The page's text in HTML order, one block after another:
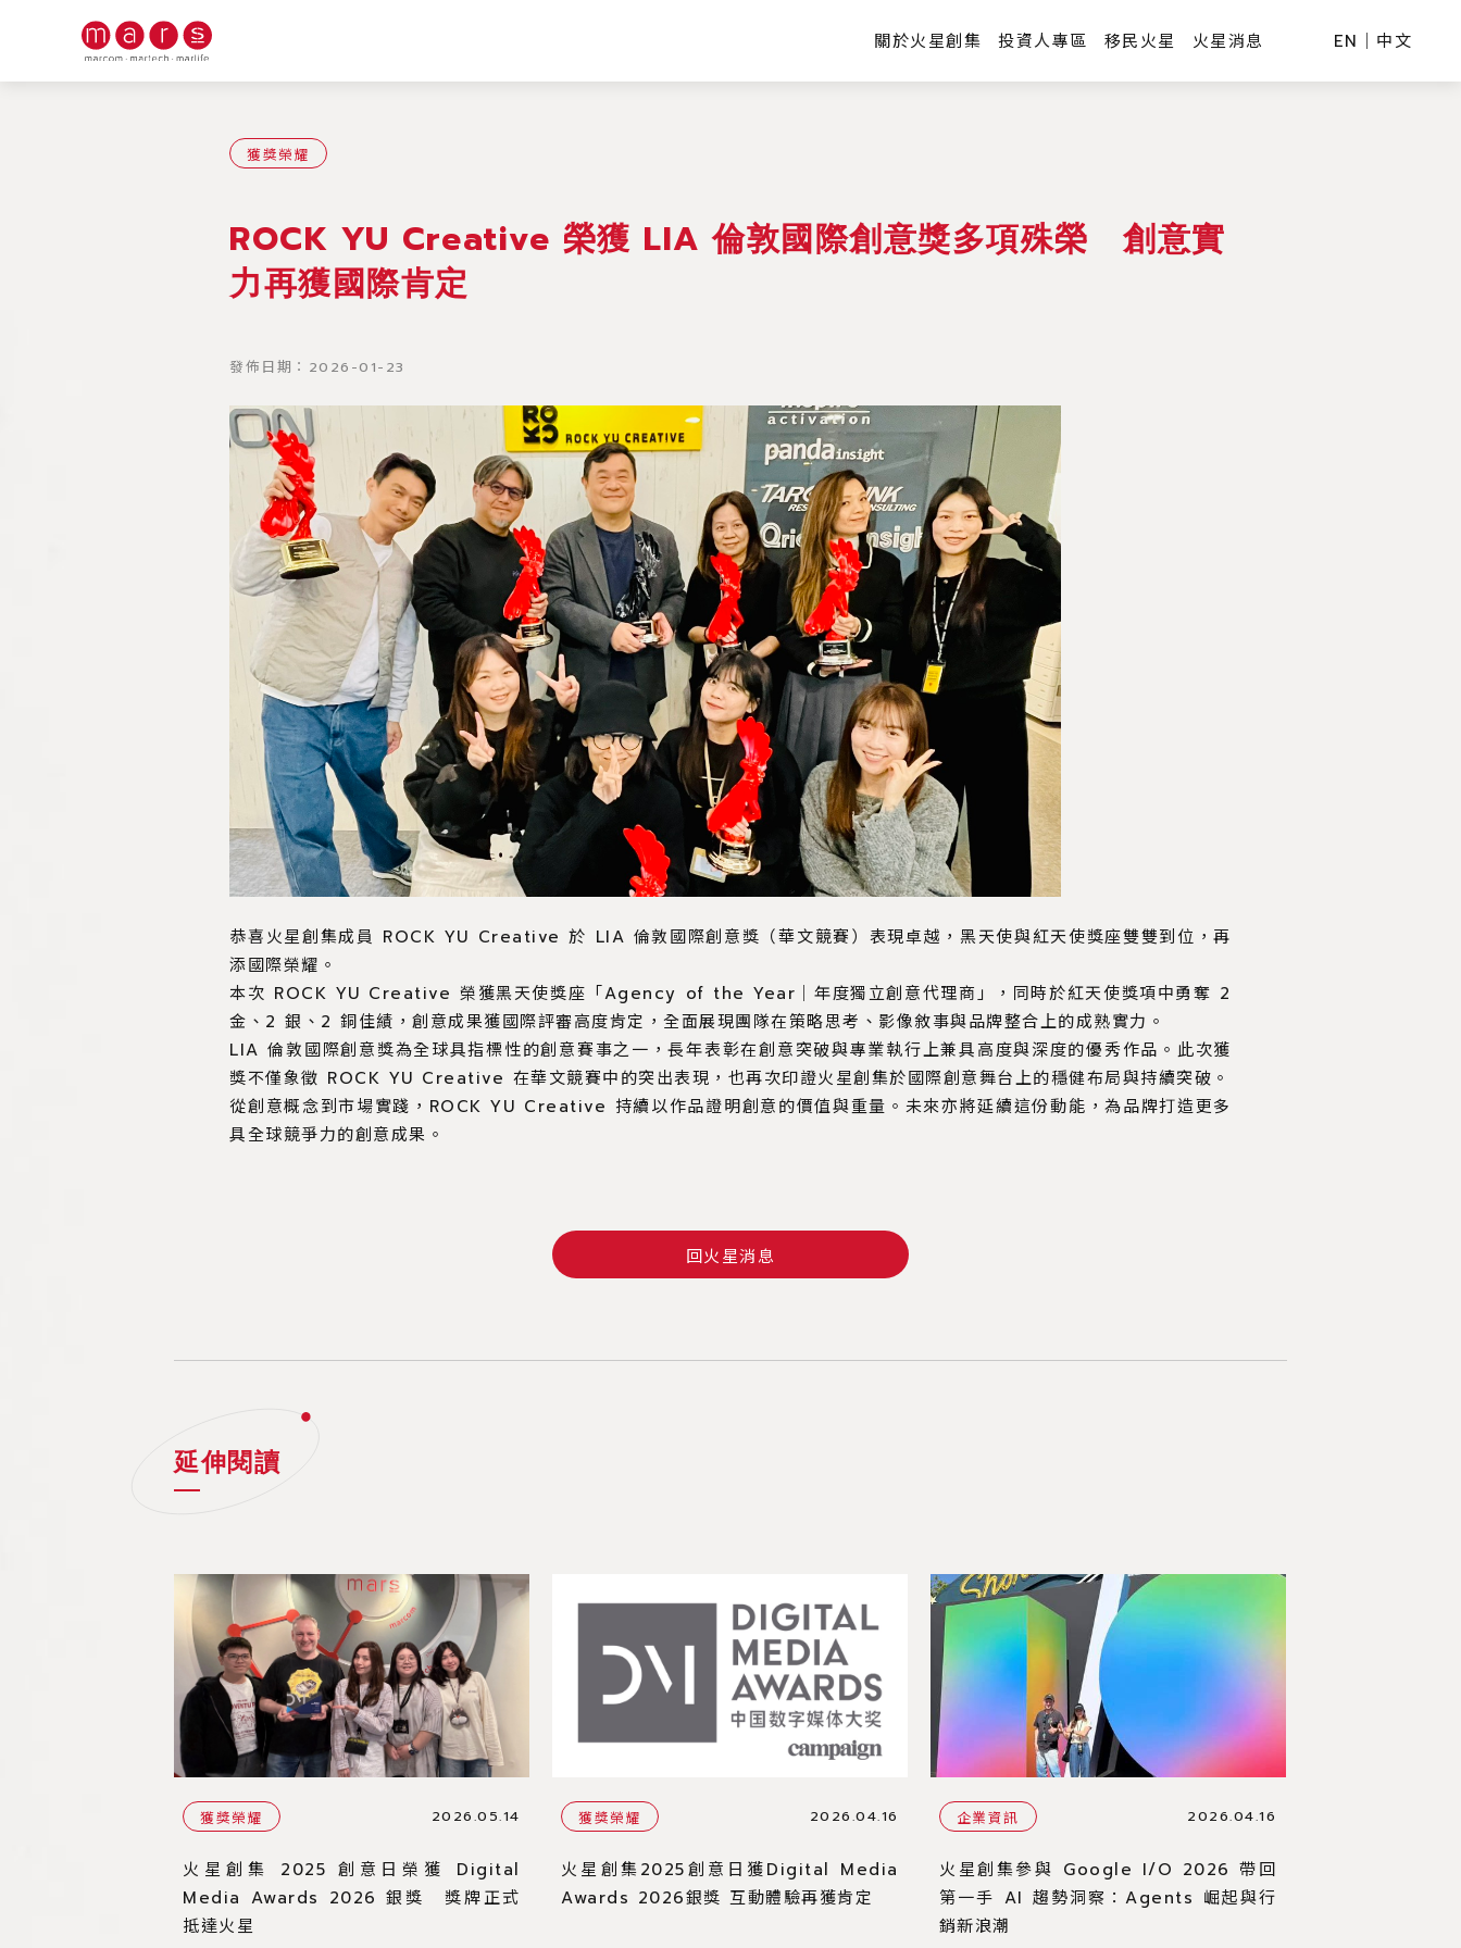
關於火星創集 投資人專區 移民火星 火星消息 EN ｜ 中文
首頁/火星消息
獲獎榮耀
ROCK YU Creative 榮獲 LIA 倫敦國際創意獎多項殊榮 創意實
力再獲國際肯定
發佈日期：2026-01-23
恭喜火星創集成員 ROCK YU Creative 於 LIA 倫敦國際創意獎（華文競賽）表現卓越，黑天使與紅天使獎座雙雙到位，再
添國際榮耀。
本次 ROCK YU Creative 榮獲黑天使獎座「Agency of the Year｜年度獨立創意代理商」，同時於紅天使獎項中勇奪 2
金、2 銀、2 銅佳績，創意成果獲國際評審高度肯定，全面展現團隊在策略思考、影像敘事與品牌整合上的成熟實力。
LIA 倫敦國際創意獎為全球具指標性的創意賽事之一，長年表彰在創意突破與專業執行上兼具高度與深度的優秀作品。此次獲
獎不僅象徵 ROCK YU Creative 在華文競賽中的突出表現，也再次印證火星創集於國際創意舞台上的穩健布局與持續突破。
從創意概念到市場實踐，ROCK YU Creative 持續以作品證明創意的價值與重量。未來亦將延續這份動能，為品牌打造更多
具全球競爭力的創意成果。
回火星消息
延伸閱讀
火星創集 2025 創意日榮獲 Digital
Media Awards 2026 銀獎 獎牌正式
抵達火星
獲獎榮耀 2026.05.14
火星創集2025創意日獲Digital Media
Awards 2026銀獎 互動體驗再獲肯定
獲獎榮耀 2026.04.16
火星創集參與 Google I/O 2026 帶回
第一手 AI 趨勢洞察：Agents 崛起與行
銷新浪潮
企業資訊 2026.04.16